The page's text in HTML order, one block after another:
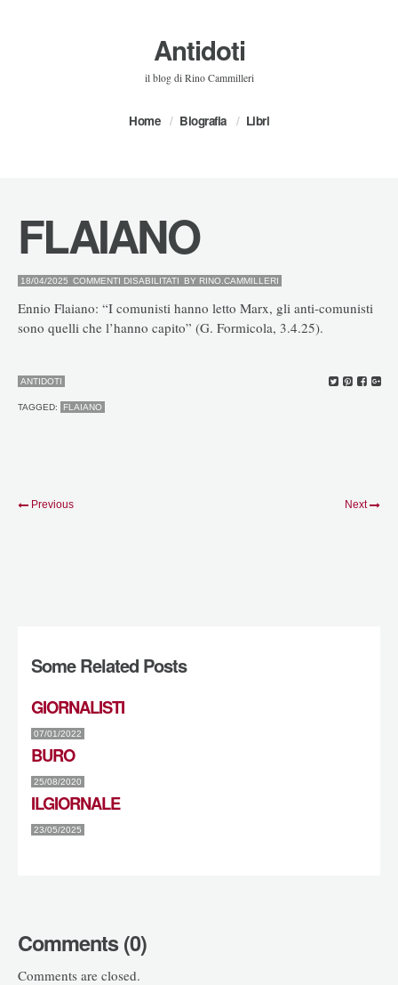
Antidoti
il blog di Rino Cammilleri
Home Biografia Libri
FLAIANO
18/04/2025 COMMENTI DISABILITATI SU
BY RINO.CAMMILLERI
Ennio Flaiano: “I comunisti hanno letto Marx, gli anti-comunisti
sono quelli che l’hanno capito” (G. Formicola, 3.4.25).
ANTIDOTI
TAGGED: FLAIANO
Previous Next
Some Related Posts
GIORNALISTI
07/01/2022
BURO
25/08/2020
ILGIORNALE
23/05/2025
Comments (0)
Comments are closed.